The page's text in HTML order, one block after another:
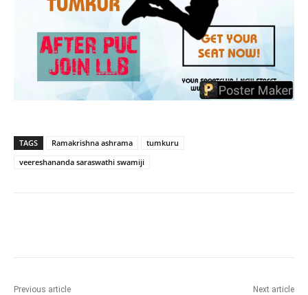
TAGS Ramakrishna ashrama
tumkuru
veereshananda saraswathi swamiji
Previous article Next article